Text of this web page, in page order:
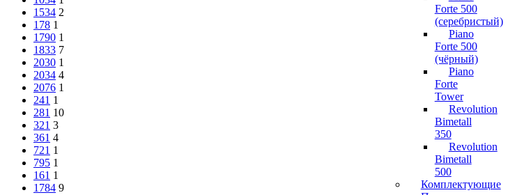
Forte 500
(серебристый)
Piano
Forte 500
(чёрный)
Piano
Forte
Tower
Revolution
Bimetall
350
Revolution
Bimetall
500
Комплектующие
1534 2
178 1
1790 1
1833 7
2030 1
2034 4
2076 1
241 1
281 10
321 3
361 4
721 1
795 1
161 1
1784 9